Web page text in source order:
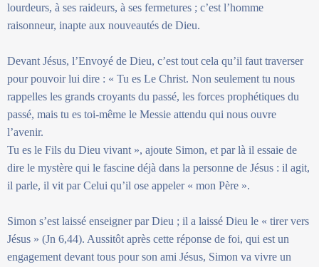
lourdeurs, à ses raideurs, à ses fermetures ; c’est l’homme
raisonneur, inapte aux nouveautés de Dieu.
Devant Jésus, l’Envoyé de Dieu, c’est tout cela qu’il faut traverser
pour pouvoir lui dire : « Tu es Le Christ. Non seulement tu nous
rappelles les grands croyants du passé, les forces prophétiques du
passé, mais tu es toi-même le Messie attendu qui nous ouvre
l’avenir.
Tu es le Fils du Dieu vivant », ajoute Simon, et par là il essaie de
dire le mystère qui le fascine déjà dans la personne de Jésus : il agit,
il parle, il vit par Celui qu’il ose appeler « mon Père ».
Simon s’est laissé enseigner par Dieu ; il a laissé Dieu le « tirer vers
Jésus » (Jn 6,44). Aussitôt après cette réponse de foi, qui est un
engagement devant tous pour son ami Jésus, Simon va vivre un